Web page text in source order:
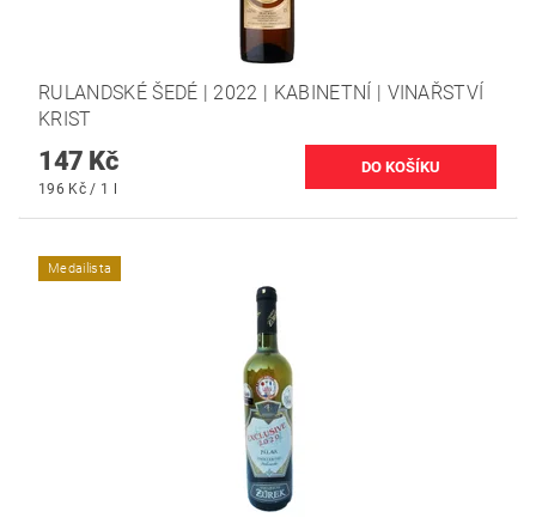
RULANDSKÉ ŠEDÉ | 2022 | KABINETNÍ | VINAŘSTVÍ
KRIST
147 Kč
196 Kč / 1 l
Medailista